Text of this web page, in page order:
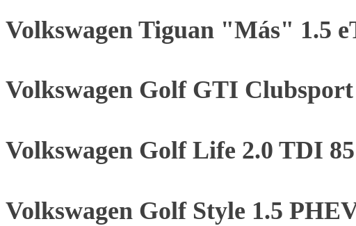
Volkswagen Tiguan "Más" 1.5
Volkswagen Golf GTI
Volkswagen Golf Life 2.0 TDI
Volkswagen Golf Style 1.5